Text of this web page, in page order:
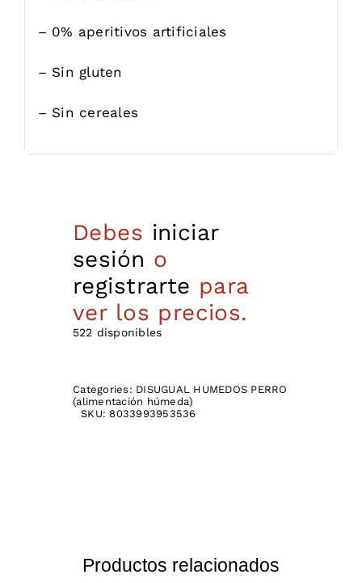
– 0% aperitivos artificiales
– Sin gluten
– Sin cereales
Debes iniciar
sesión o
registrarte para
ver los precios.
522 disponibles
Categories: DISUGUAL HUMEDOS PERRO
(alimentación húmeda)
SKU: 8033993953536
Productos relacionados